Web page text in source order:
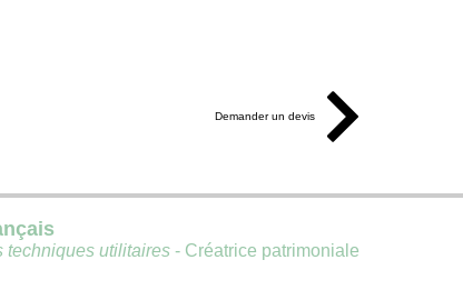
Demander un devis
techniques utilitaires - Créatrice patrimoniale